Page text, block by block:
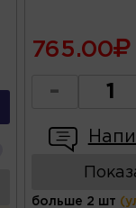
765.00
-
больше 2 шт